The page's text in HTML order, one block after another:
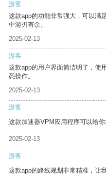
游客
这款app的功能非常强大，可以满
中游刃有余。
2025-02-13
游客
这款app的用户界面简洁明了，使
悉操作。
2025-02-13
游客
这款加速器VPM应用程序可以给
2025-02-13
游客
这款app的路线规划非常精准，让